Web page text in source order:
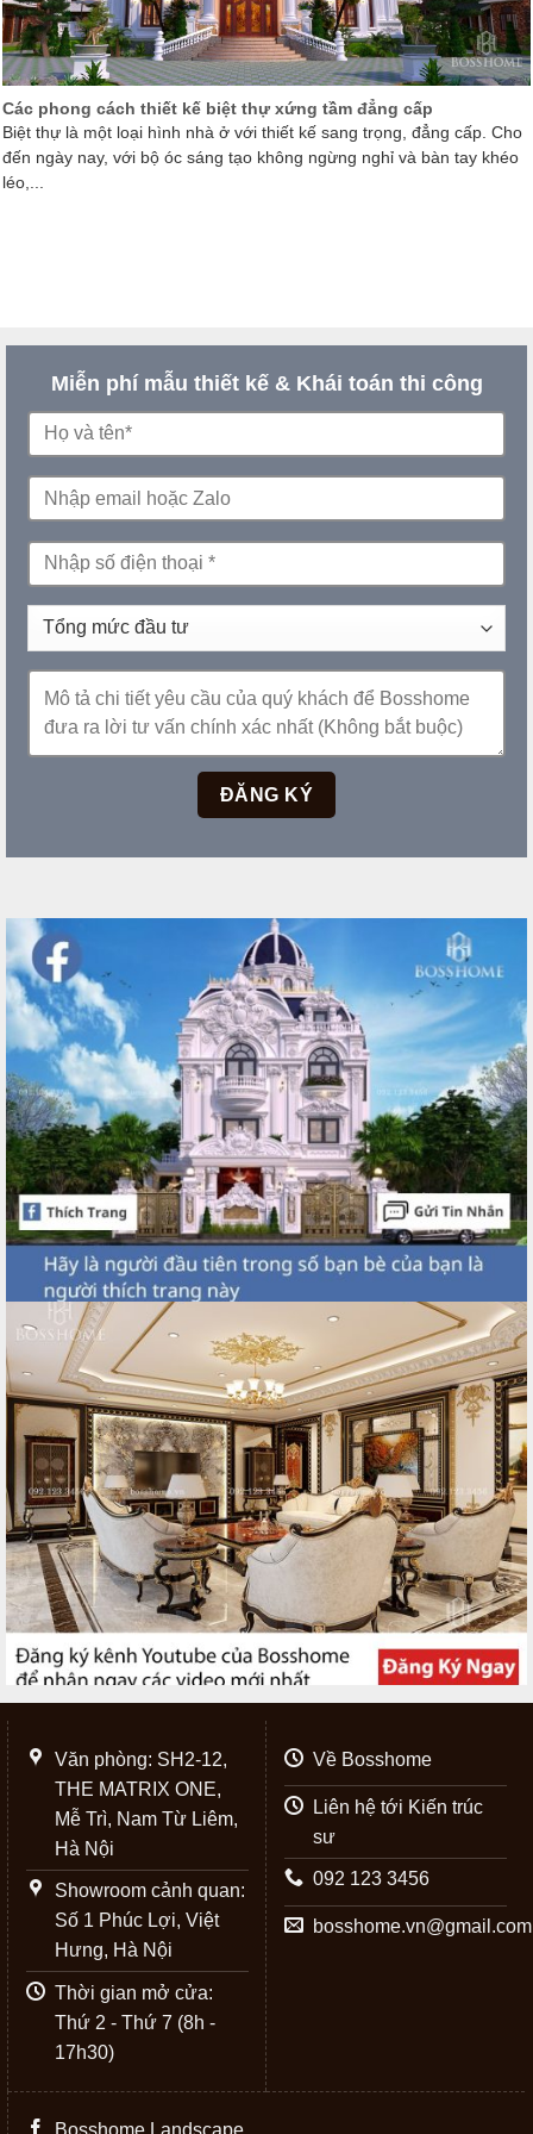
Các phong cách thiết kế biệt thự xứng tầm đẳng cấp
Biệt thự là một loại hình nhà ở với thiết kế sang trọng, đẳng cấp. Cho
đến ngày nay, với bộ óc sáng tạo không ngừng nghỉ và bàn tay khéo
léo,...
Miễn phí mẫu thiết kế & Khái toán thi công
Văn phòng: SH2-12,
THE MATRIX ONE,
Mễ Trì, Nam Từ Liêm,
Hà Nội
Showroom cảnh quan:
Số 1 Phúc Lợi, Việt
Hưng, Hà Nội
Thời gian mở cửa:
Thứ 2 - Thứ 7 (8h -
17h30)
Về Bosshome
Liên hệ tới Kiến trúc
sư
092 123 3456
bosshome.vn@gmail.com
Bosshome Landscape